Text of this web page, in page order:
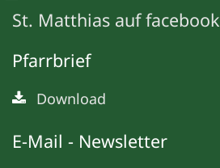
St. Matthias auf facebook
Pfarrbrief
Download
E-Mail - Newsletter